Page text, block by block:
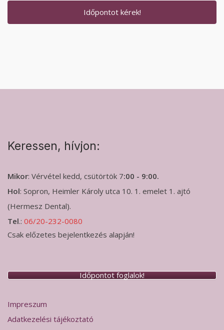
Időpontot kérek!
Keressen, hívjon:
Mikor: Vérvétel kedd, csütörtök 7:00 - 9:00.
Hol: Sopron, Heimler Károly utca 10. 1. emelet 1. ajtó
(Hermesz Dental).
Tel.: 06/20-232-0080
Csak előzetes bejelentkezés alapján!
Időpontot foglalok!
Impreszum
Adatkezelési tájékoztató